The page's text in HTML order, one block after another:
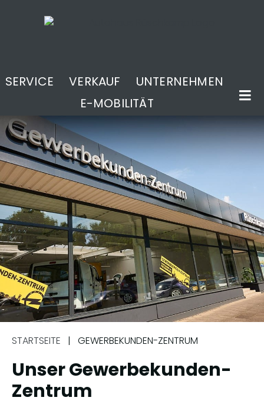
SERVICE VERKAUF
UNTERNEHMEN
E-MOBILITÄT
STARTSEITE | GEWERBEKUNDEN-ZENTRUM
Unser Gewerbe­kunden-
Zentrum